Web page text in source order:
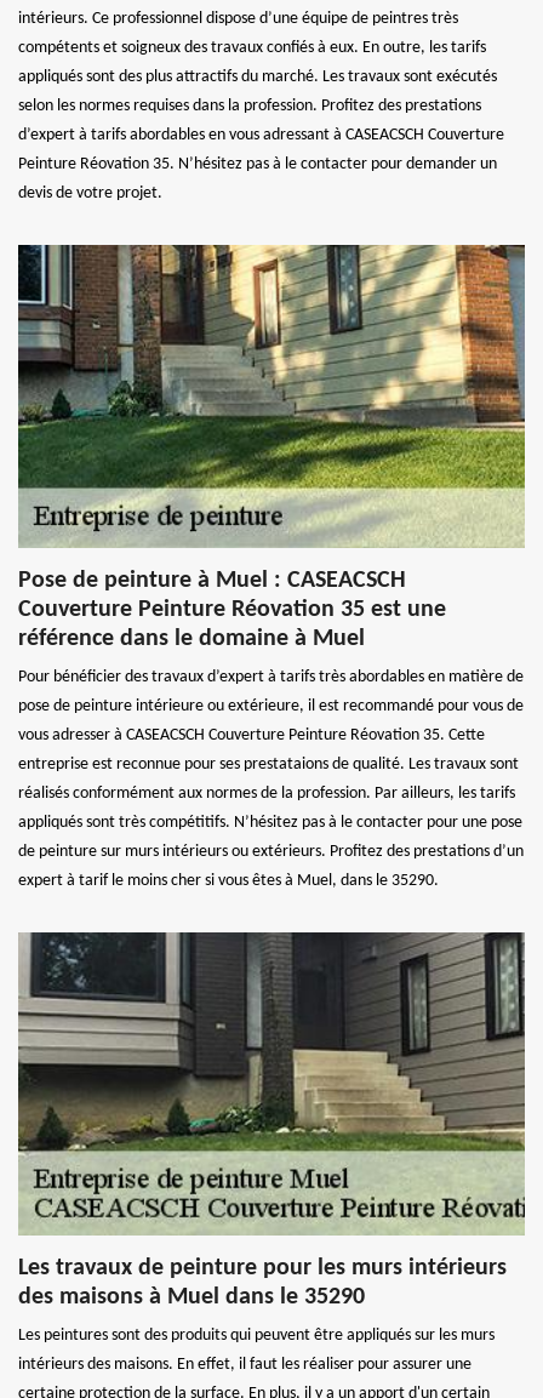
intérieurs. Ce professionnel dispose d’une équipe de peintres très
compétents et soigneux des travaux confiés à eux. En outre, les tarifs
appliqués sont des plus attractifs du marché. Les travaux sont exécutés
selon les normes requises dans la profession. Profitez des prestations
d’expert à tarifs abordables en vous adressant à CASEACSCH Couverture
Peinture Réovation 35. N’hésitez pas à le contacter pour demander un
devis de votre projet.
Pose de peinture à Muel : CASEACSCH
Couverture Peinture Réovation 35 est une
référence dans le domaine à Muel
Pour bénéficier des travaux d’expert à tarifs très abordables en matière de
pose de peinture intérieure ou extérieure, il est recommandé pour vous de
vous adresser à CASEACSCH Couverture Peinture Réovation 35. Cette
entreprise est reconnue pour ses prestataions de qualité. Les travaux sont
réalisés conformément aux normes de la profession. Par ailleurs, les tarifs
appliqués sont très compétitifs. N’hésitez pas à le contacter pour une pose
de peinture sur murs intérieurs ou extérieurs. Profitez des prestations d’un
expert à tarif le moins cher si vous êtes à Muel, dans le 35290.
Les travaux de peinture pour les murs intérieurs
des maisons à Muel dans le 35290
Les peintures sont des produits qui peuvent être appliqués sur les murs
intérieurs des maisons. En effet, il faut les réaliser pour assurer une
certaine protection de la surface. En plus, il y a un apport d'un certain